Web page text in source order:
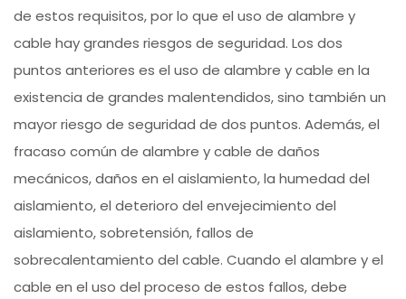
de estos requisitos, por lo que el uso de alambre y
cable hay grandes riesgos de seguridad. Los dos
puntos anteriores es el uso de alambre y cable en la
existencia de grandes malentendidos, sino también un
mayor riesgo de seguridad de dos puntos. Además, el
fracaso común de alambre y cable de daños
mecánicos, daños en el aislamiento, la humedad del
aislamiento, el deterioro del envejecimiento del
aislamiento, sobretensión, fallos de
sobrecalentamiento del cable. Cuando el alambre y el
cable en el uso del proceso de estos fallos, debe